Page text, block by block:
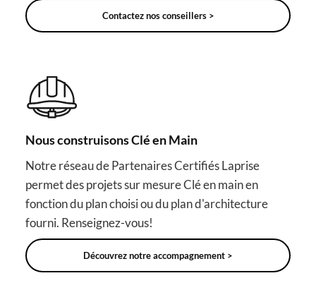
Contactez nos conseillers >
Nous construisons Clé en Main
Notre réseau de Partenaires Certifiés Laprise
permet des projets sur mesure Clé en main en
fonction du plan choisi ou du plan d'architecture
fourni. Renseignez-vous!
Découvrez notre accompagnement >